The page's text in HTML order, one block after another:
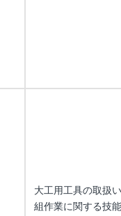
大工用工具の取扱
組作業に関する技